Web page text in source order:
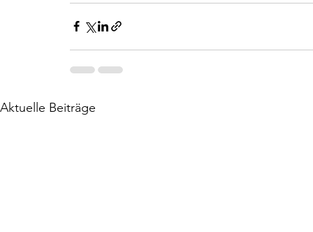
Aktuelle Beiträge